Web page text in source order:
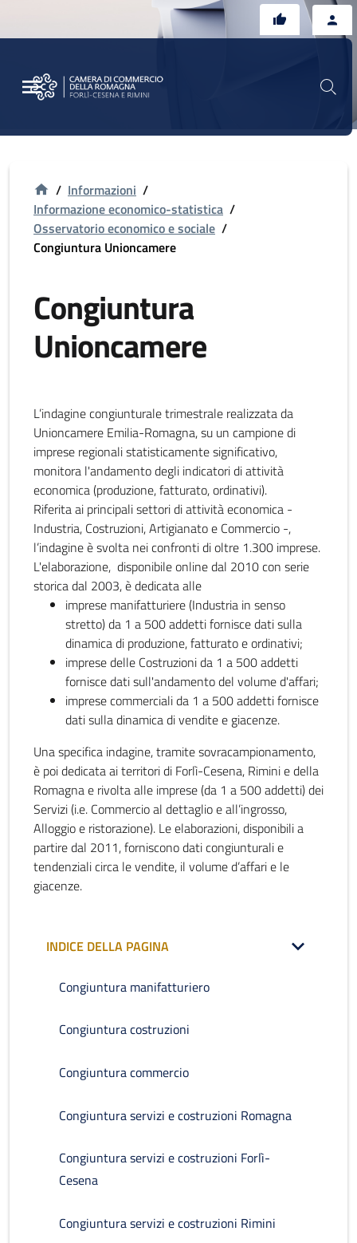
/ Informazioni /
Informazione economico-statistica /
Osservatorio economico e sociale /
Congiuntura Unioncamere
Congiuntura
Unioncamere
L’indagine congiunturale trimestrale realizzata da
Unioncamere Emilia-Romagna, su un campione di
imprese regionali statisticamente significativo,
monitora l'andamento degli indicatori di attività
economica (produzione, fatturato, ordinativi).
Riferita ai principali settori di attività economica -
Industria, Costruzioni, Artigianato e Commercio -,
l’indagine è svolta nei confronti di oltre 1.300 imprese.
L'elaborazione, disponibile online dal 2010 con serie
storica dal 2003, è dedicata alle
imprese manifatturiere (Industria in senso
stretto) da 1 a 500 addetti fornisce dati sulla
dinamica di produzione, fatturato e ordinativi;
imprese delle Costruzioni da 1 a 500 addetti
fornisce dati sull'andamento del volume d'affari;
imprese commerciali da 1 a 500 addetti fornisce
dati sulla dinamica di vendite e giacenze.
Una specifica indagine, tramite sovracampionamento,
è poi dedicata ai territori di Forlì-Cesena, Rimini e della
Romagna e rivolta alle imprese (da 1 a 500 addetti) dei
Servizi (i.e. Commercio al dettaglio e all’ingrosso,
Alloggio e ristorazione). Le elaborazioni, disponibili a
partire dal 2011, forniscono dati congiunturali e
tendenziali circa le vendite, il volume d’affari e le
giacenze.
INDICE DELLA PAGINA
Congiuntura manifatturiero
Congiuntura costruzioni
Congiuntura commercio
Congiuntura servizi e costruzioni Romagna
Congiuntura servizi e costruzioni Forlì-
Cesena
Congiuntura servizi e costruzioni Rimini